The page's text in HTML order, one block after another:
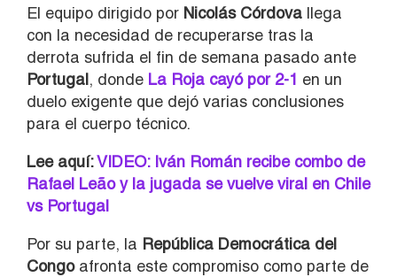
El equipo dirigido por Nicolás Córdova llega
con la necesidad de recuperarse tras la
derrota sufrida el fin de semana pasado ante
Portugal, donde La Roja cayó por 2-1 en un
duelo exigente que dejó varias conclusiones
para el cuerpo técnico.
Lee aquí:VIDEO: Iván Román recibe combo de
Rafael Leão y la jugada se vuelve viral en Chile
vs Portugal
Por su parte, la República Democrática del
Congoafronta este compromiso como parte de